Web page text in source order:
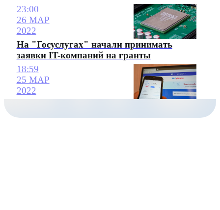
23:00
26 МАР
2022
На "Госуслугах" начали принимать
заявки IT-компаний на гранты
18:59
25 МАР
2022